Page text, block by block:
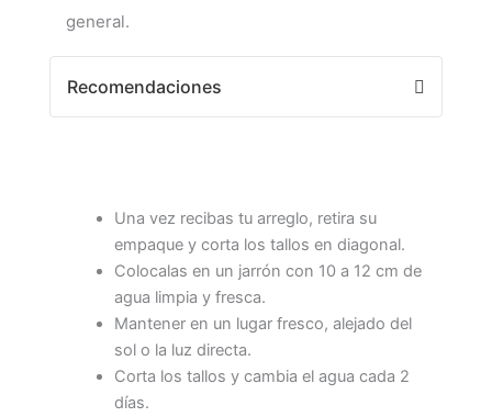
general.
Recomendaciones
Una vez recibas tu arreglo, retira su
empaque y corta los tallos en diagonal.
Colocalas en un jarrón con 10 a 12 cm de
agua limpia y fresca.
Mantener en un lugar fresco, alejado del
sol o la luz directa.
Corta los tallos y cambia el agua cada 2
días.